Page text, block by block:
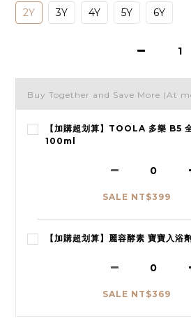
2Y 3Y 4Y 5Y 6Y
Buy Together and Save More (At
【加購超划算】TOOLA 多樂 B5
100ml
SALE NT$399
【加購超划算】麗容酵素 寶寶入
SALE NT$369